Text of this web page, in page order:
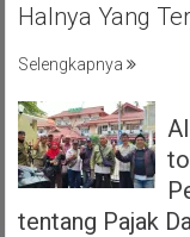
Halnya Yang
Selengkapnya
tentang Pajak